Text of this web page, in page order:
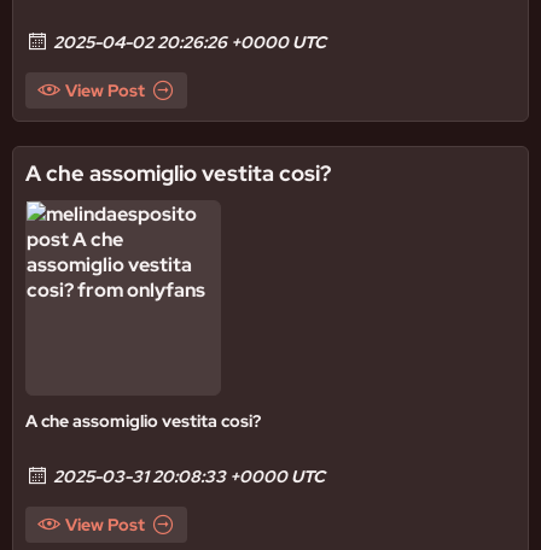
2025-04-02 20:26:26 +0000 UTC
View Post
A che assomiglio vestita cosi?
A che assomiglio vestita cosi?
2025-03-31 20:08:33 +0000 UTC
View Post